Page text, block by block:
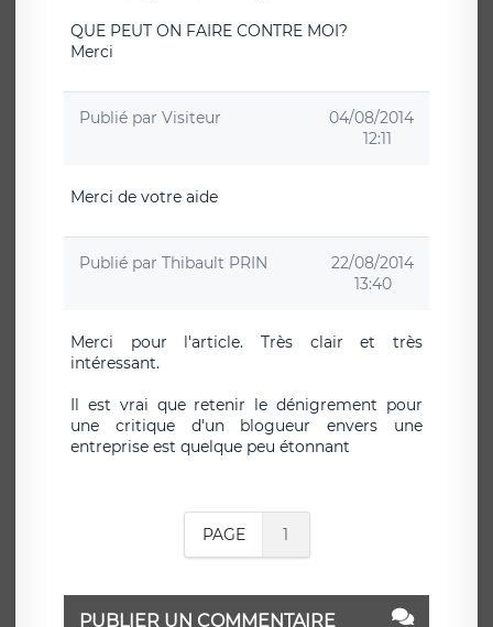
QUE PEUT ON FAIRE CONTRE MOI?
Merci
Publié par Visiteur
04/08/2014
12:11
Merci de votre aide
Publié par Thibault PRIN
22/08/2014
13:40
Merci pour l'article. Très clair et très
intéressant.
Il est vrai que retenir le dénigrement pour
une critique d'un blogueur envers une
entreprise est quelque peu étonnant
PAGE 1
PUBLIER UN COMMENTAIRE